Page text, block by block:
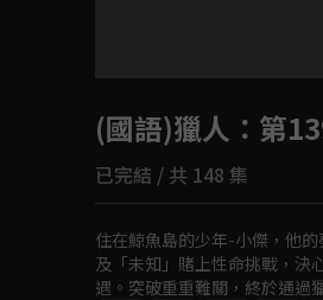
如有不便請見
回首頁
(國語)獵人 ：第
已完結 / 共 148 集
住在鯨魚島的少年-小傑，他
及「未知」賭上性命挑戰，決
遇。突破重重難關，終於通過